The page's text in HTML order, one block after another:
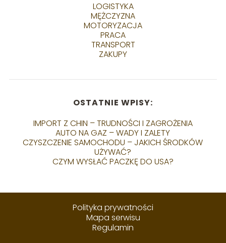
LOGISTYKA
MĘŻCZYZNA
MOTORYZACJA
PRACA
TRANSPORT
ZAKUPY
OSTATNIE WPISY:
IMPORT Z CHIN – TRUDNOŚCI I ZAGROŻENIA
AUTO NA GAZ – WADY I ZALETY
CZYSZCZENIE SAMOCHODU – JAKICH ŚRODKÓW
UŻYWAĆ?
CZYM WYSŁAĆ PACZKĘ DO USA?
Polityka prywatności
Mapa serwisu
Regulamin